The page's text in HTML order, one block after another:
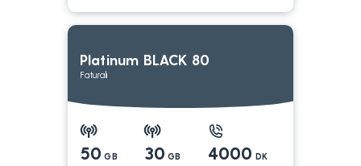
Platinum BLACK 80
Faturalı
50 GB 30 GB 4000 DK